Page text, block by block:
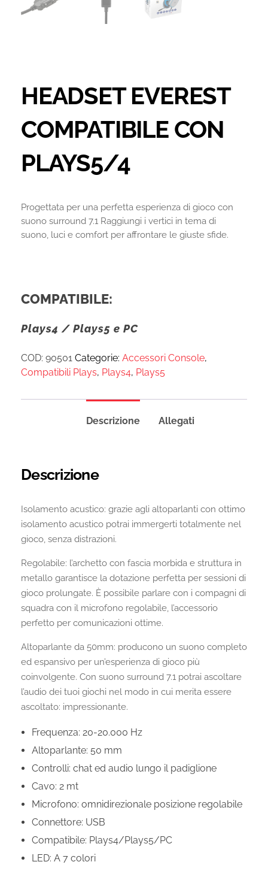
HEADSET EVEREST
COMPATIBILE CON
PLAYS5/4
Progettata per una perfetta esperienza di gioco con
suono surround 7.1 Raggiungi i vertici in tema di
suono, luci e comfort per affrontare le giuste sfide.
COMPATIBILE:
Plays4 / Plays5 e PC
COD: 90501 Categorie: Accessori Console,
Compatibili Plays, Plays4, Plays5
Descrizione Allegati
Descrizione
Isolamento acustico: grazie agli altoparlanti con ottimo
isolamento acustico potrai immergerti totalmente nel
gioco, senza distrazioni.
Regolabile: l’archetto con fascia morbida e struttura in
metallo garantisce la dotazione perfetta per sessioni di
gioco prolungate. È possibile parlare con i compagni di
squadra con il microfono regolabile, l’accessorio
perfetto per comunicazioni ottime.
Altoparlante da 50mm: producono un suono completo
ed espansivo per un’esperienza di gioco più
coinvolgente. Con suono surround 7.1 potrai ascoltare
l’audio dei tuoi giochi nel modo in cui merita essere
ascoltato: impressionante.
Frequenza: 20-20.000 Hz
Altoparlante: 50 mm
Controlli: chat ed audio lungo il padiglione
Cavo: 2 mt
Microfono: omnidirezionale posizione regolabile
Connettore: USB
Compatibile: Plays4/Plays5/PC
LED: A 7 colori